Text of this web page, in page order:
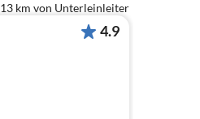
13 km von Unterleinleiter
4.9